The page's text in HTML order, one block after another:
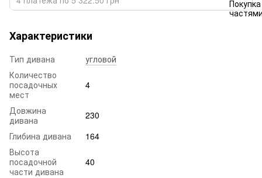
Характеристики
Тип дивана
угловой
Количество
посадочных
мест
4
Довжина
дивана
230
Глибина дивана
164
Высота
посадочной
части дивана
40